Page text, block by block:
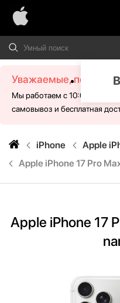
Уважаемые,
Мы работаем с 10:00 - 21:00
самовывоз и бесплатная
iPhone
Apple
Apple iPhone 17 Pro
Apple iPhone 17